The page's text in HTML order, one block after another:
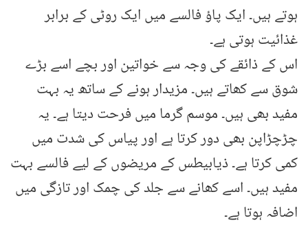
ہوتے ہیں۔ ایک پاؤ فالسے میں ایک روٹی کے برابر
غذائیت ہوتی ہے۔
اس کے ذائقے کی وجہ سے خواتین اور بچے اسے بڑے
شوق سے کھاتے ہیں۔ مزیدار ہونے کے ساتھ یہ بہت
مفید بھی ہیں۔ موسم گرما میں فرحت دیتا ہے۔ یہ
چڑچڑاپن بھی دور کرتا ہے اور پیاس کی شدت میں
کمی کرتا ہے۔ ذیابیطس کے مریضوں کے لیے فالسے بہت
مفید ہیں۔ اسے کھانے سے جلد کی چمک اور تازگی میں
اضافہ ہوتا ہے۔